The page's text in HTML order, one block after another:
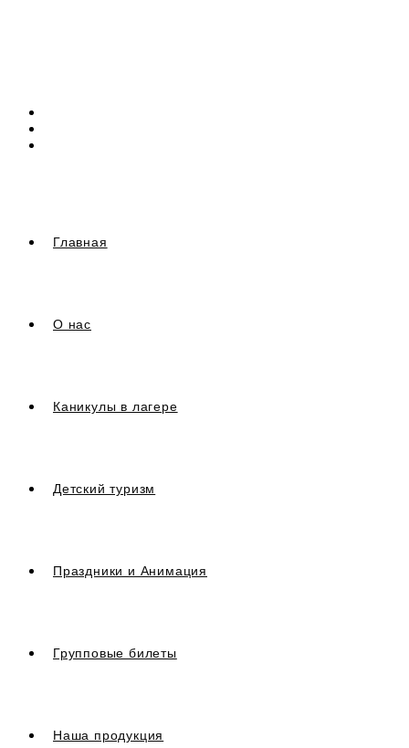
Главная
О нас
Каникулы в лагере
Детский туризм
Праздники и Анимация
Групповые билеты
Наша продукция